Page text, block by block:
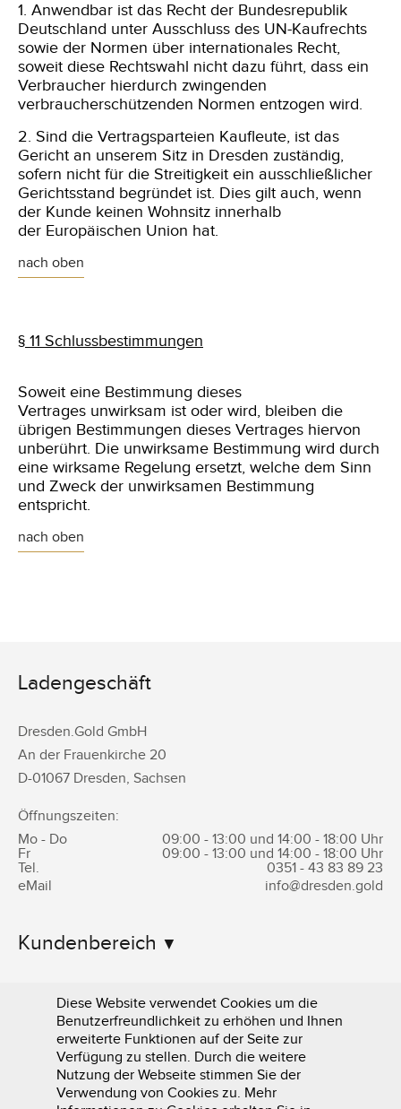
1. Anwendbar ist das Recht der Bundesrepublik
Deutschland unter Ausschluss des UN-Kaufrechts
sowie der Normen über internationales Recht,
soweit diese Rechtswahl nicht dazu führt, dass ein
Verbraucher hierdurch zwingenden
verbraucherschützenden Normen entzogen wird.
2. Sind die Vertragsparteien Kaufleute, ist das
Gericht an unserem Sitz in Dresden zuständig,
sofern nicht für die Streitigkeit ein ausschließlicher
Gerichtsstand begründet ist. Dies gilt auch, wenn
der Kunde keinen Wohnsitz innerhalb
der Europäischen Union hat.
nach oben
§ 11 Schlussbestimmungen
Soweit eine Bestimmung dieses
Vertrages unwirksam ist oder wird, bleiben die
übrigen Bestimmungen dieses Vertrages hiervon
unberührt. Die unwirksame Bestimmung wird durch
eine wirksame Regelung ersetzt, welche dem Sinn
und Zweck der unwirksamen Bestimmung
entspricht.
nach oben
Ladengeschäft
Dresden.Gold GmbH
An der Frauenkirche 20
D-01067 Dresden, Sachsen
Öffnungszeiten:
Mo - Do
09:00 - 13:00 und 14:00 - 18:00 Uhr
Fr
09:00 - 13:00 und 14:00 - 18:00 Uhr
Tel.
0351 - 43 83 89 23
eMail
info@dresden.gold
Kundenbereich
Informationen
Diese Website verwendet Cookies um die
Benutzerfreundlichkeit zu erhöhen und Ihnen
erweiterte Funktionen auf der Seite zur
Verfügung zu stellen. Durch die weitere
Nutzung der Webseite stimmen Sie der
Verwendung von Cookies zu. Mehr